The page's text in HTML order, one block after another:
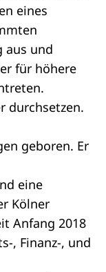
eines
aus und
für höhere
durchsetzen.
geboren. Er
eine
Kölner
Anfang 2018
, Finanz-, und